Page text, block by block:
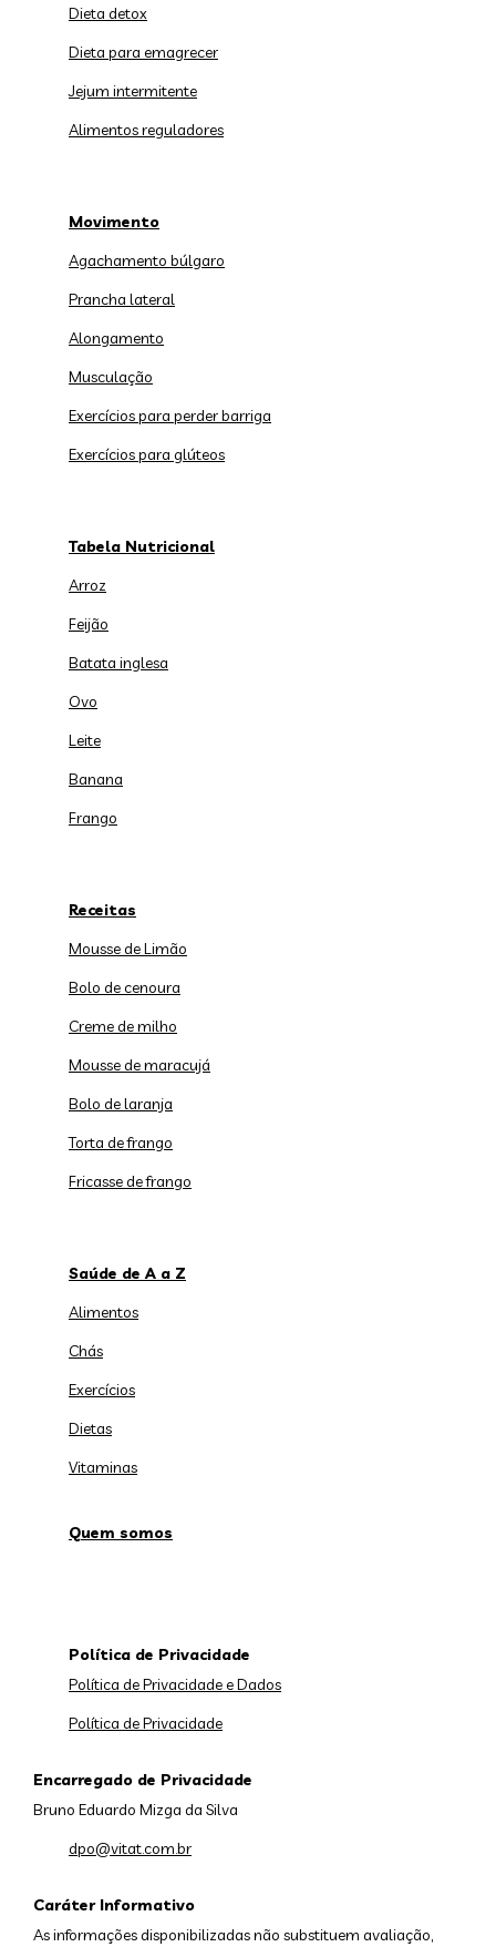
Dieta detox
Dieta para emagrecer
Jejum intermitente
Alimentos reguladores
Movimento
Agachamento búlgaro
Prancha lateral
Alongamento
Musculação
Exercícios para perder barriga
Exercícios para glúteos
Tabela Nutricional
Arroz
Feijão
Batata inglesa
Ovo
Leite
Banana
Frango
Receitas
Mousse de Limão
Bolo de cenoura
Creme de milho
Mousse de maracujá
Bolo de laranja
Torta de frango
Fricasse de frango
Saúde de A a Z
Alimentos
Chás
Exercícios
Dietas
Vitaminas
Quem somos
Caráter Informativo
As informações disponibilizadas não substituem avaliação,
Política de Privacidade
Política de Privacidade e Dados
Política de Privacidade
Encarregado de Privacidade
Bruno Eduardo Mizga da Silva
dpo@vitat.com.br